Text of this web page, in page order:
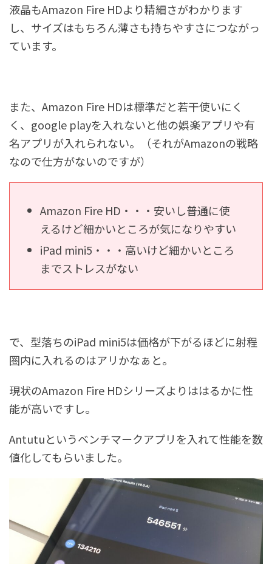
液晶もAmazon Fire HDより精細さがわかります
し、サイズはもちろん薄さも持ちやすさにつながっ
ています。
また、Amazon Fire HDは標準だと若干使いにく
く、google playを入れないと他の娯楽アプリや有
名アプリが入れられない。（それがAmazonの戦略
なので仕方がないのですが）
Amazon Fire HD・・・安いし普通に使
えるけど細かいところが気になりやすい
iPad mini5・・・高いけど細かいところ
までストレスがない
で、型落ちのiPad mini5は価格が下がるほどに射程
圏内に入れるのはアリかなぁと。
現状のAmazon Fire HDシリーズよりははるかに性
能が高いですし。
Antutuというベンチマークアプリを入れて性能を数
値化してもらいました。